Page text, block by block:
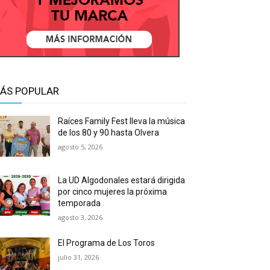
POPULAR
Raíces Family Fest lleva la música
de los 80 y 90 hasta Olvera
agosto 5, 2026
La UD Algodonales estará dirigida
por cinco mujeres la próxima
temporada
agosto 3, 2026
El Programa de Los Toros
julio 31, 2026